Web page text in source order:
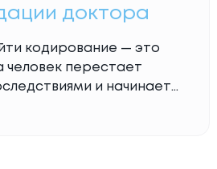
доктора
кодирование — это
человек перестает
и начинает